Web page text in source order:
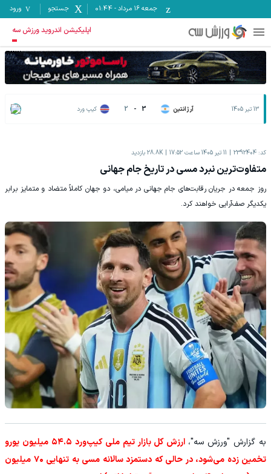
جمعه ۱۶ مرداد -
01:44 جستجو ورود
اپلیکیشن اندروید ورزش سه
13 تیر 1405 آرژانتین 3
-
2 کیپ ورد
کد: 2392404 11 تیر 1405 ساعت 17:52 28.8K بازدید
متفاوت‌ترین نبرد مسی در تاریخ جام‌ جهانی
روز جمعه در جریان رقابت‌های جام جهانی در میامی، دو جهان کاملاً متضاد و متمایز برابر
یکدیگر صف‌آرایی خواهند کرد.
به گزارش "ورزش سه"،
ارزش کل بازار تیم ملی کیپ‌ورد ۵۴.۵ میلیون یورو
تخمین زده می‌شود، در حالی که دستمزد سالانه مسی به تنهایی ۷۰ میلیون